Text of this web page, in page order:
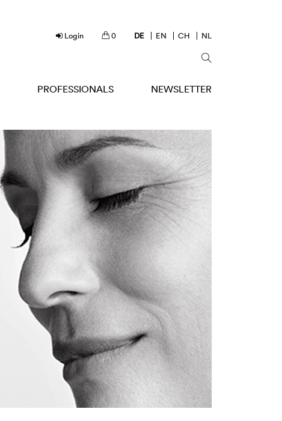
Login 0 DE EN CH NL
PROFESSIONALS NEWSLETTER